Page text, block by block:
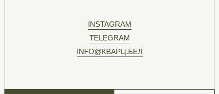
INFO@КВАРЦ.БЕЛ
TELEGRAM
INSTAGRAM